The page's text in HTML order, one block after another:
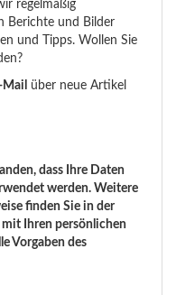
regelmäßig
Berichte und Bilder
und Tipps. Wollen Sie
über neue Artikel
dass Ihre Daten
werden. Weitere
finden Sie in der
mit Ihren persönlichen
Vorgaben des